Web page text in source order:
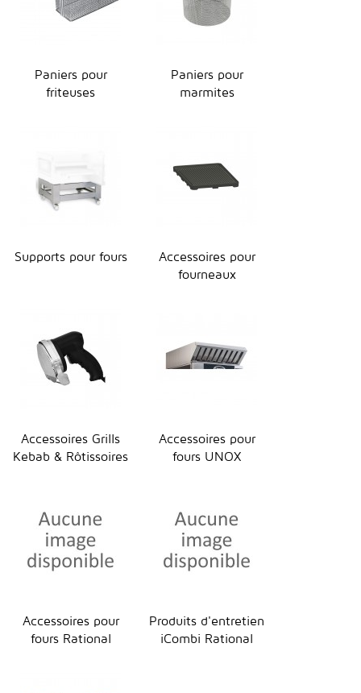
Paniers pour
friteuses
Paniers pour
marmites
Supports pour fours
Accessoires pour
fourneaux
Accessoires Grills
Kebab & Rôtissoires
Accessoires pour
fours UNOX
Accessoires pour
fours Rational
Produits d'entretien
iCombi Rational